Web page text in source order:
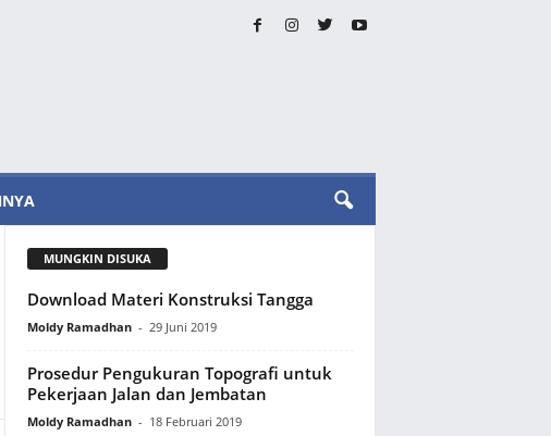
MUNGKIN DISUKA
Download Materi Konstruksi Tangga
Moldy Ramadhan - 29 Juni 2019
Prosedur Pengukuran Topografi untuk
Pekerjaan Jalan dan Jembatan
Moldy Ramadhan - 18 Februari 2019